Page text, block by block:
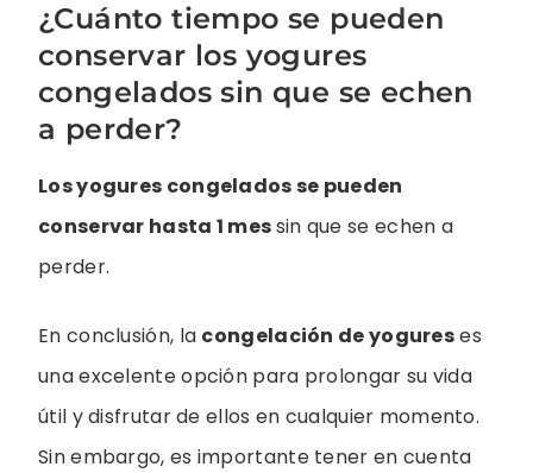
¿Cuánto tiempo se pueden
conservar los yogures
congelados sin que se echen
a perder?
Los yogures congelados se pueden
conservar hasta 1 messin que se echen a
perder.
En conclusión, la congelación de yogureses
una excelente opción para prolongar su vida
útil y disfrutar de ellos en cualquier momento.
Sin embargo, es importante tener en cuenta